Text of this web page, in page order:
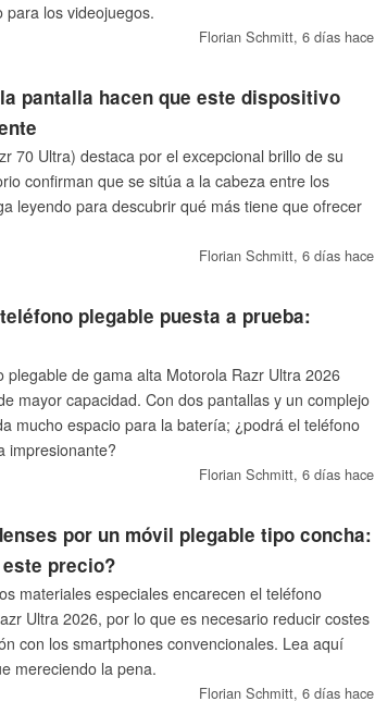
para los videojuegos.
Florian Schmitt, 6 días hace
pantalla hacen que este dispositivo
70 Ultra) destaca por el excepcional brillo de su
confirman que se sitúa a la cabeza entre los
leyendo para descubrir qué más tiene que ofrecer
Florian Schmitt, 6 días hace
plegable puesta a prueba:
plegable de gama alta Motorola Razr Ultra 2026
mayor capacidad. Con dos pantallas y un complejo
mucho espacio para la batería; ¿podrá el teléfono
impresionante?
Florian Schmitt, 6 días hace
por un móvil plegable tipo concha:
precio?
materiales especiales encarecen el teléfono
Ultra 2026, por lo que es necesario reducir costes
con los smartphones convencionales. Lea aquí
mereciendo la pena.
Florian Schmitt, 6 días hace